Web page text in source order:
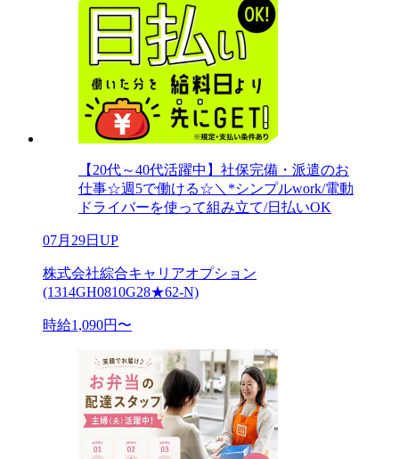
【20代～40代活躍中】社保完備・派遣のお
仕事☆週5で働ける☆＼*シンプルwork/電動
ドライバーを使って組み立て/日払いOK
07月29日UP
株式会社綜合キャリアオプション
(1314GH0810G28★62-N)
時給1,090円〜